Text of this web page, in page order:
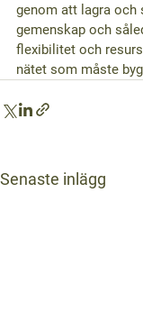
genom att lagra och
gemenskap och
flexibilitet och
nätet som måste
Senaste inlägg